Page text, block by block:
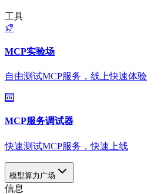
工具
MCP实验场
自由测试MCP服务，线上快速体验
MCP服务调试器
快速测试MCP服务，快速上线
模型算力广场
信息